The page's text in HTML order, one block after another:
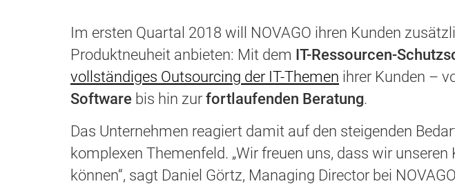
Im ersten Quartal 2018 will NOVAGO ihren Kunden
Produktneuheit anbieten: Mit dem IT-Ressourcen-
vollständiges Outsourcing der IT-Themen ihrer Kunden –
Software bis hin zur fortlaufenden Beratung.
Das Unternehmen reagiert damit auf den steigenden
komplexen Themenfeld. „Wir freuen uns, dass wir unseren
können“, sagt Daniel Görtz, Managing Director bei